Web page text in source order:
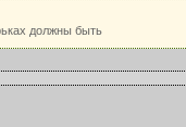
должны быть